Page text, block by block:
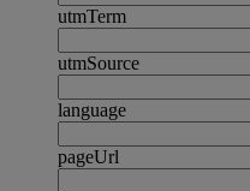
utmTerm
utmSource
language
pageUrl